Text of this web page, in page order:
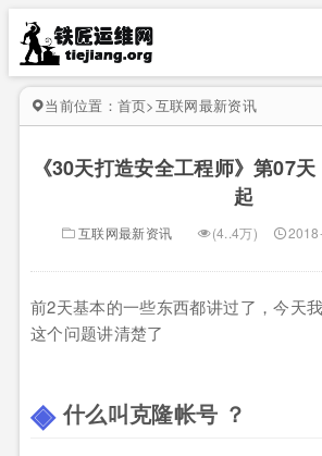
当前位置： 首页>互联网最新资讯
《30天打造安全工程师》第07
起
互联网最新资讯 (4..4万)
前2天基本的一些东西都讲过了，今天
这个问题讲清楚了
什么叫克隆帐号 ？